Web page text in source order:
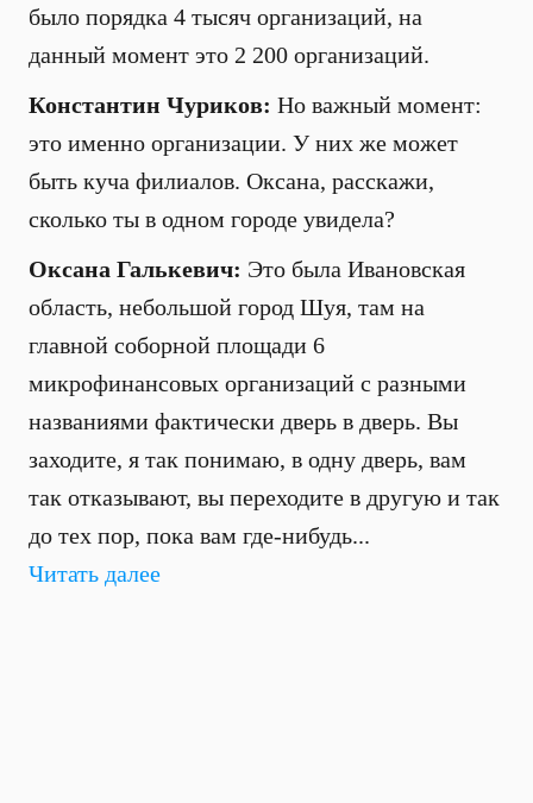
было порядка 4 тысяч организаций, на
данный момент это 2 200 организаций.
Константин Чуриков: Но важный момент:
это именно организации. У них же может
быть куча филиалов. Оксана, расскажи,
сколько ты в одном городе увидела?
Оксана Галькевич: Это была Ивановская
область, небольшой город Шуя, там на
главной соборной площади 6
микрофинансовых организаций с разными
названиями фактически дверь в дверь. Вы
заходите, я так понимаю, в одну дверь, вам
так отказывают, вы переходите в другую и так
до тех пор, пока вам где-нибудь...
Читать далее